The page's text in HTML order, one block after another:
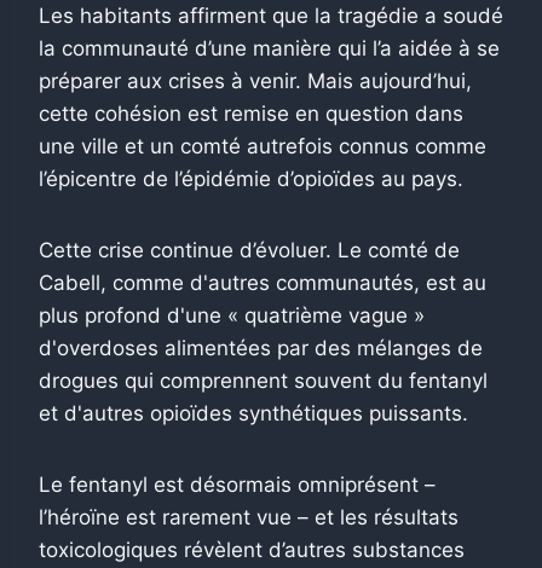
Les habitants affirment que la tragédie a soudé
la communauté d’une manière qui l’a aidée à se
préparer aux crises à venir. Mais aujourd’hui,
cette cohésion est remise en question dans
une ville et un comté autrefois connus comme
l’épicentre de l’épidémie d’opioïdes au pays.
Cette crise continue d’évoluer. Le comté de
Cabell, comme d'autres communautés, est au
plus profond d'une « quatrième vague »
d'overdoses alimentées par des mélanges de
drogues qui comprennent souvent du fentanyl
et d'autres opioïdes synthétiques puissants.
Le fentanyl est désormais omniprésent – ​​
l’héroïne est rarement vue – et les résultats
toxicologiques révèlent d’autres substances